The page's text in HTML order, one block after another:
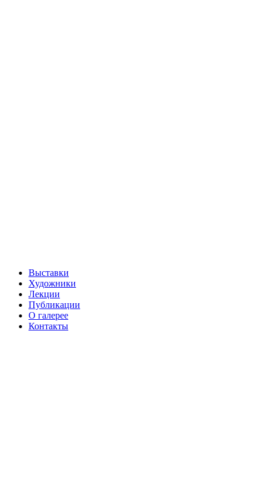
Выставки
Художники
Лекции
Публикации
О галерее
Контакты